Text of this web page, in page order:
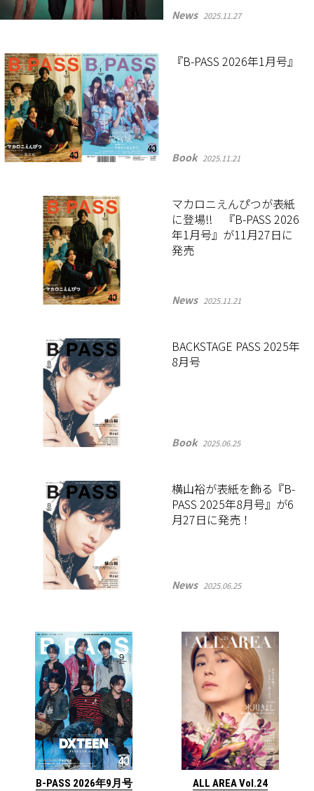
News 2025.11.27
『B-PASS 2026年1月号』
Book 2025.11.21
マカロニえんぴつが表紙
に登場!! 『B-PASS 2026
年1月号』が11月27日に
発売
News 2025.11.21
BACKSTAGE PASS 2025年
8月号
Book 2025.06.25
横山裕が表紙を飾る『B-
PASS 2025年8月号』が6
月27日に発売！
News 2025.06.25
B-PASS 2026年9月号 ALL AREA Vol.24